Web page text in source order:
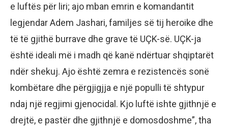
e luftës për liri; ajo mban emrin e komandantit
legjendar Adem Jashari, familjes së tij heroike dhe
të të gjithë burrave dhe grave të UÇK-së. UÇK-ja
është ideali më i madh që kanë ndërtuar shqiptarët
ndër shekuj. Ajo është zemra e rezistencës sonë
kombëtare dhe përgjigjja e një populli të shtypur
ndaj një regjimi gjenocidal. Kjo luftë ishte gjithnjë e
drejtë, e pastër dhe gjithnjë e domosdoshme”, tha